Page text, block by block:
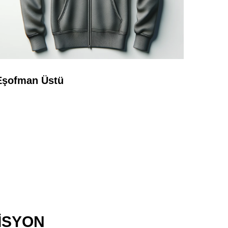
Üstü